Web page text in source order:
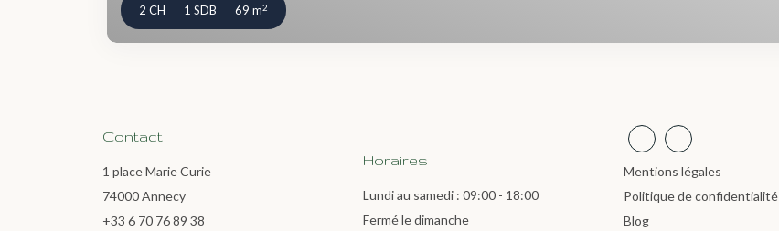
2 CH 1 SDB 69 m2
Contact
1 place Marie Curie
74000 Annecy
+33 6 70 76 89 38
Horaires
Lundi au samedi : 09:00 - 18:00
Fermé le dimanche
Mentions légales
Politique de confidentialité
Blog